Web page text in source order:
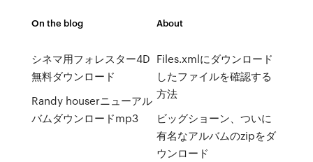
On the blog
シネマ用フォレスター4D
無料ダウンロード
Randy houserニューアル
バムダウンロードmp3
About
Files.xmlにダウンロード
したファイルを確認する
方法
ビッグショーン、ついに
有名なアルバムのzipをダ
ウンロード